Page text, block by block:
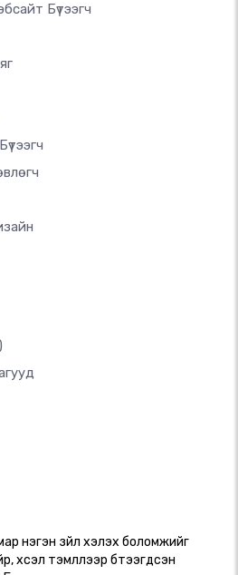
Бүтээгч
нэгэн зүйл хэлэх боломжийг
хүсэл тэмүүллээр бүтээгдсэн